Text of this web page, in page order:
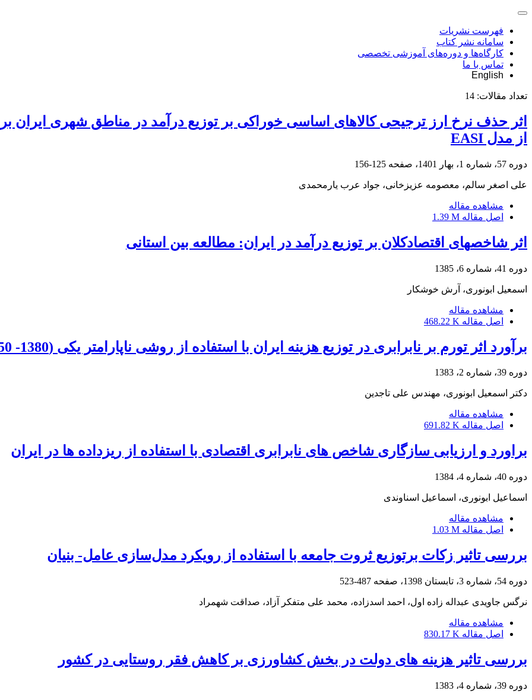
فهرست نشریات
سامانه نشر کتاب
کارگاه‌ها و دوره‌های آموزشی تخصصی
تماس با ما
English
تعداد مقالات: 14
اثر حذف نرخ ارز ترجیحی کالاهای اساسی خوراکی بر توزیع درآمد در مناطق شهری ایران
از مدل EASI
دوره 57، شماره 1، بهار 1401، صفحه 125-156
علی اصغر سالم، معصومه عزیزخانی، جواد عرب یارمحمدی
مشاهده مقاله
اصل مقاله 1.39 M
اثر شاخص‎های اقتصادکلان بر توزیع درآمد در ایران: مطالعه بین استانی
دوره 41، شماره 6، 1385
اسمعیل ابونوری، آرش خوشکار
مشاهده مقاله
اصل مقاله 468.22 K
برآورد اثر تورم بر نابرابری در توزیع هزینه ایران با استفاده از روشی ناپارامتر یکی (1380- 1350)
دوره 39، شماره 2، 1383
دکتر اسمعیل ابونورى، مهندس علی تاجدین
مشاهده مقاله
اصل مقاله 691.82 K
براورد و ارزیابی سازگاری شاخص های نابرابری اقتصادی با استفاده از ریزداده ها در ایران
دوره 40، شماره 4، 1384
اسماعیل ابونوری، اسماعیل اسناوندی
مشاهده مقاله
اصل مقاله 1.03 M
بررسی تاثیر زکات برتوزیع ثروت جامعه با استفاده از رویکرد مدل‌سازی عامل- بنیان
دوره 54، شماره 3، تابستان 1398، صفحه 487-523
نرگس جاویدی عبداله زاده اول، احمد اسدزاده، محمد علی متفکر آزاد، صداقت شهمراد
مشاهده مقاله
اصل مقاله 830.17 K
بررسی تاثیر هزینه های دولت در بخش کشاورزی بر کاهش فقر روستایی در کشور
دوره 39، شماره 4، 1383